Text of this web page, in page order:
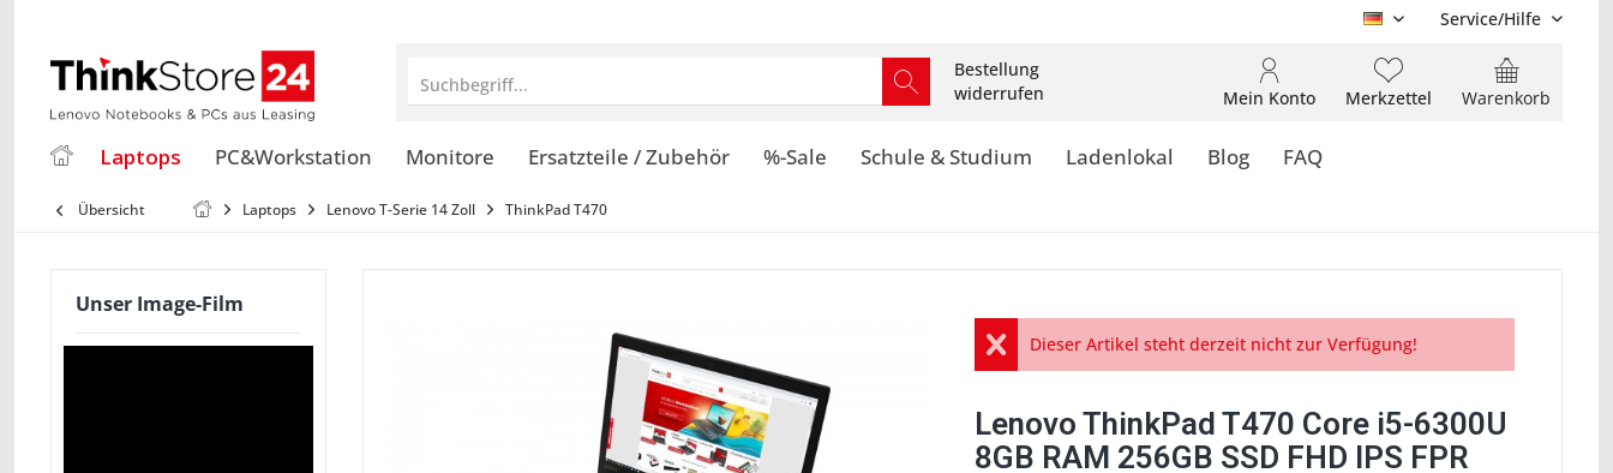
DE Service/Hilfe
Suchbegriff...
Bestellung
widerrufen
Warenkorb
Merkzettel
Mein Konto
Laptops PC&Workstation Monitore Ersatzteile / Zubehör %-Sale Schule & Studium Ladenlokal Blog FAQ
Übersicht Laptops Lenovo T-Serie 14 Zoll ThinkPad T470
Unser Image-Film
Dieser Artikel steht derzeit nicht zur Verfügung!
Lenovo ThinkPad T470 Core i5-6300U
8GB RAM 256GB SSD FHD IPS FPR